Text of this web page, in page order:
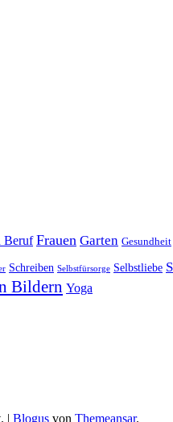
Beruf Frauen Garten Gesundheit
Schreiben Selbstfürsorge Selbstliebe
Bildern Yoga
| Blogus von Themeansar.